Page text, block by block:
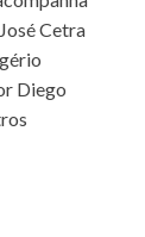
Cetra
Diego